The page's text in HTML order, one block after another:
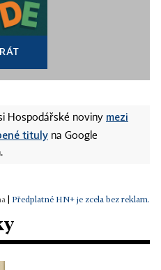
Hospodářské noviny mezi
tituly na Google
Předplatné HN+ je zcela bez reklam.